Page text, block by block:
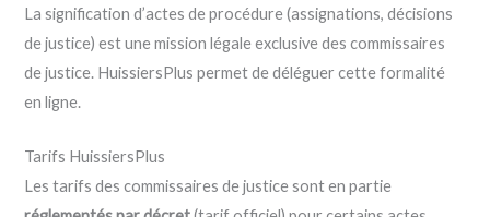
La signification d’actes de procédure (assignations, décisions
de justice) est une mission légale exclusive des commissaires
de justice. HuissiersPlus permet de déléguer cette formalité
en ligne.
Tarifs HuissiersPlus
Les tarifs des commissaires de justice sont en partie